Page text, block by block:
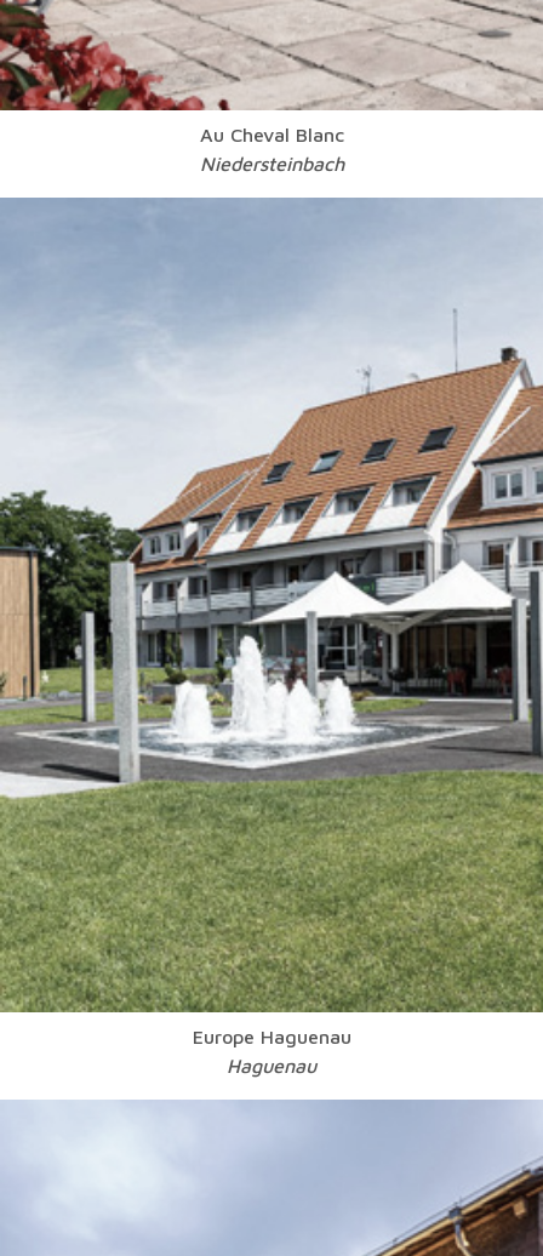
Au Cheval Blanc
Niedersteinbach
Europe Haguenau
Haguenau